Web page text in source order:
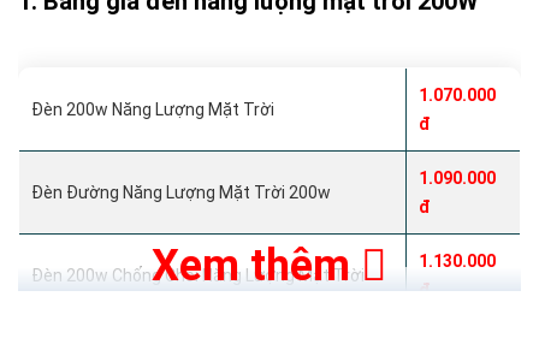
Đèn 200w Năng Lượng Mặt Trời
1.070.000
đ
Đèn Đường Năng Lượng Mặt Trời 200w
1.090.000
đ
Đèn 200w Chống Chói Năng Lượng Mặt Trời
1.130.000
đ
Xem thêm